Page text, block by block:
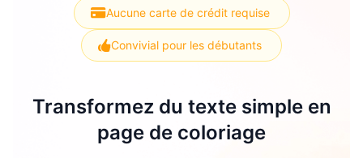
Aucune carte de crédit requise
Convivial pour les débutants
Transformez du texte simple en
page de coloriage